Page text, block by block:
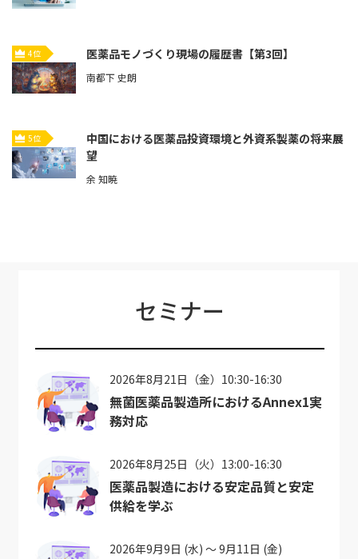
4位 医薬品モノづくり現場の履歴書【第3回】
南都下 史朗
5位
中国における医薬品投資環境と外資系製薬の将来展
望
余 知暁
セミナー
2026年8月21日（金）10:30-16:30
無菌医薬品製造所におけるAnnex1実
務対応
2026年8月25日（火）13:00-16:30
医薬品製造における安定品質と安定
供給を学ぶ
2026年9月9日 (水) ～ 9月11日 (金)